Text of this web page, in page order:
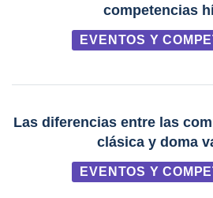
competencias
EVENTOS Y
Las diferencias entre las
clásica y doma
EVENTOS Y